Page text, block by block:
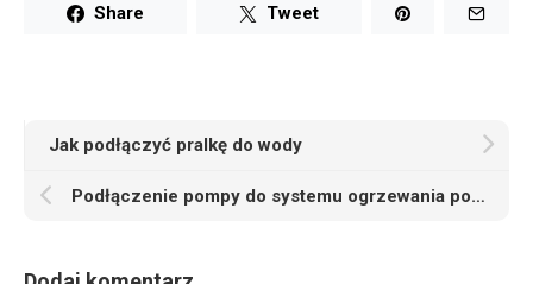
Share Tweet
Jak podłączyć pralkę do wody
Podłączenie pompy do systemu ogrzewania podłogowego